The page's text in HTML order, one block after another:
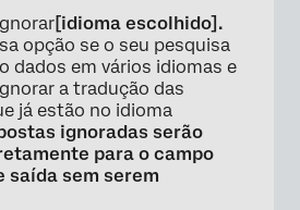
×
[idioma escolhido].
opção se o seu pesquisa
dados em vários idiomas e
a tradução das
já estão no idioma
ignoradas serão
para o campo
saída sem serem